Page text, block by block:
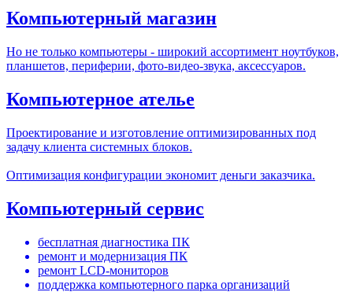
Компьютерный магазин
Но не только компьютеры - широкий ассортимент ноутбуков,
планшетов, периферии, фото-видео-звука, аксессуаров.
Компьютерное ателье
Проектирование и изготовление оптимизированных под
задачу клиента системных блоков.
Оптимизация конфигурации экономит деньги заказчика.
Компьютерный сервис
бесплатная диагностика ПК
ремонт и модернизация ПК
ремонт LCD-мониторов
поддержка компьютерного парка организаций